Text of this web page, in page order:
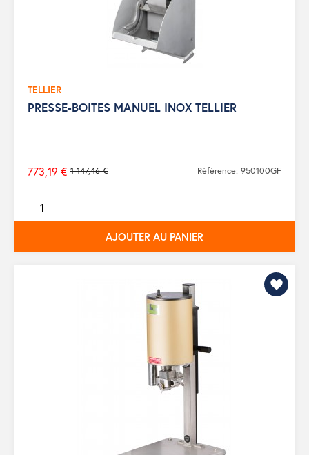
TELLIER
PRESSE-BOITES MANUEL INOX TELLIER
Prix
de
base
1 147,46 €
773,19 € Référence: 950100GF
AJOUTER AU PANIER